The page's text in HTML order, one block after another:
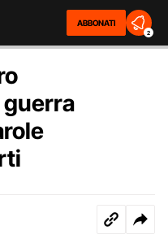
ABBONATI
2